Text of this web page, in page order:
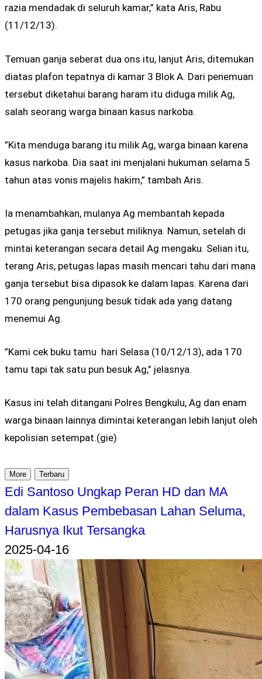
razia mendadak di seluruh kamar,” kata Aris, Rabu
(11/12/13).
Temuan ganja seberat dua ons itu, lanjut Aris, ditemukan
diatas plafon tepatnya di kamar 3 Blok A. Dari penemuan
tersebut diketahui barang haram itu diduga milik Ag,
salah seorang warga binaan kasus narkoba.
”Kita menduga barang itu milik Ag, warga binaan karena
kasus narkoba. Dia saat ini menjalani hukuman selama 5
tahun atas vonis majelis hakim,” tambah Aris.
Ia menambahkan, mulanya Ag membantah kepada
petugas jika ganja tersebut miliknya. Namun, setelah di
mintai keterangan secara detail Ag mengaku. Selian itu,
terang Aris, petugas lapas masih mencari tahu dari mana
ganja tersebut bisa dipasok ke dalam lapas. Karena dari
170 orang pengunjung besuk tidak ada yang datang
menemui Ag.
”Kami cek buku tamu hari Selasa (10/12/13), ada 170
tamu tapi tak satu pun besuk Ag,” jelasnya.
Kasus ini telah ditangani Polres Bengkulu, Ag dan enam
warga binaan lainnya dimintai keterangan lebih lanjut oleh
kepolisian setempat.(gie)
More Terbaru
Edi Santoso Ungkap Peran HD dan MA
dalam Kasus Pembebasan Lahan Seluma,
Harusnya Ikut Tersangka
2025-04-16